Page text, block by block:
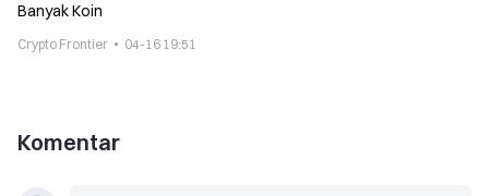
Banyak Koin
Crypto Frontier 04-16 19:51
Komentar